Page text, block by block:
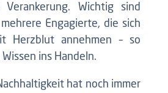
Wichtig sind
Engagierte, die sich
Herzblut annehmen – so
ins Handeln.
hat noch immer